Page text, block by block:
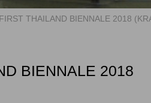
THAILAND BIENNALE 2018
BIENNALE 2018